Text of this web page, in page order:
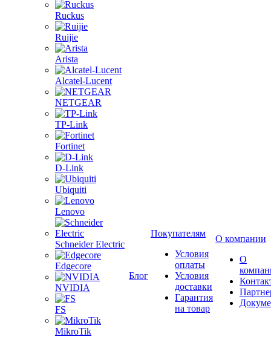
Ruckus
Ruijie
Arista
Alcatel-Lucent
NETGEAR
TP-Link
Fortinet
D-Link
Ubiquiti
Lenovo
Schneider Electric
Edgecore
NVIDIA
FS
MikroTik
Блог
Покупателям
Условия
оплаты
Условия
доставки
Гарантия
на товар
О компании
О